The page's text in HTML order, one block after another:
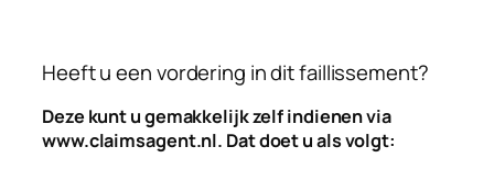
Heeft u een vordering in dit faillissement?
Deze kunt u gemakkelijk zelf indienen via
www.claimsagent.nl. Dat doet u als volgt: